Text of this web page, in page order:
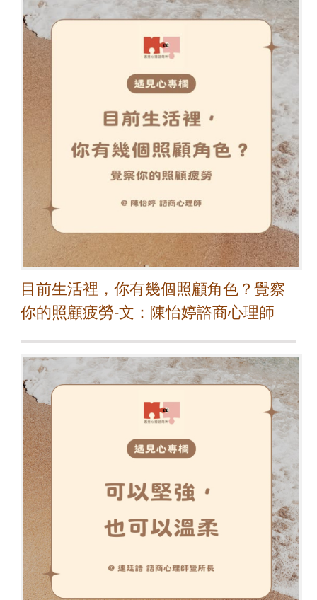
目前生活裡，你有幾個照顧角色？覺察
你的照顧疲勞-文：陳怡婷諮商心理師